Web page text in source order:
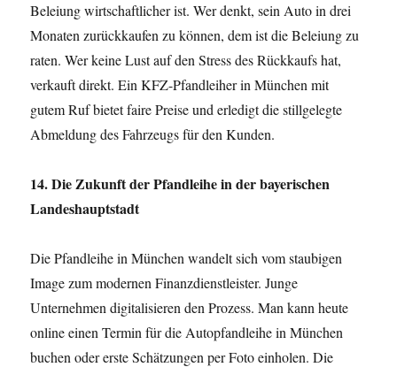
Beleiung wirtschaftlicher ist. Wer denkt, sein Auto in drei
Monaten zurückkaufen zu können, dem ist die Beleiung zu
raten. Wer keine Lust auf den Stress des Rückkaufs hat,
verkauft direkt. Ein KFZ-Pfandleiher in München mit
gutem Ruf bietet faire Preise und erledigt die stillgelegte
Abmeldung des Fahrzeugs für den Kunden.
14. Die Zukunft der Pfandleihe in der bayerischen
Landeshauptstadt
Die Pfandleihe in München wandelt sich vom staubigen
Image zum modernen Finanzdienstleister. Junge
Unternehmen digitalisieren den Prozess. Man kann heute
online einen Termin für die Autopfandleihe in München
buchen oder erste Schätzungen per Foto einholen. Die